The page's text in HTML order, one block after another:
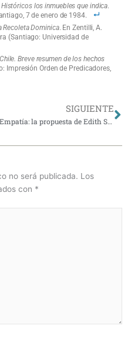
los inmuebles que indica.
7 de enero de 1984.
Recoleta Dominica. En Zentilli, A.
(Santiago: Universidad de
Breve resumen de los hechos
Impresión Orden de Predicadores,
SIGUIENTE
Empatía: la propuesta de Edith Stein para un nuevo vínculo social
no será publicada. Los
con *